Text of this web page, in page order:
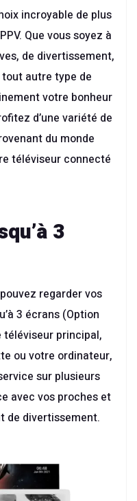
incroyable de plus
Que vous soyez à
de divertissement,
tout autre type de
votre bonheur
d’une variété de
du monde
téléviseur connecté
3
regarder vos
3 écrans (Option
téléviseur principal,
ou votre ordinateur,
sur plusieurs
avec vos proches et
de divertissement.